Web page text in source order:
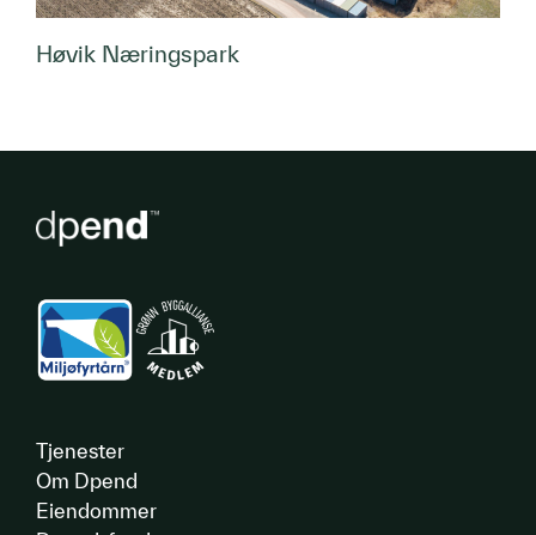
Høvik Næringspark
Tjenester
Om Dpend
Eiendommer